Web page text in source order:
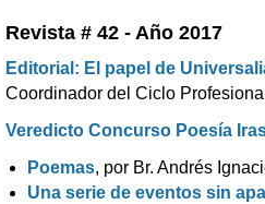
Revista # 42 - Año 2017
Editorial: El papel de
Coordinador del Ciclo
Veredicto Concurso Poesía
Poemas, por Br. Andrés
Una serie de eventos sin